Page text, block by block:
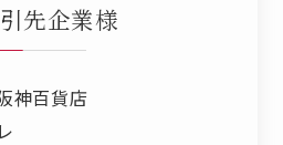
先企業様
神百貨店